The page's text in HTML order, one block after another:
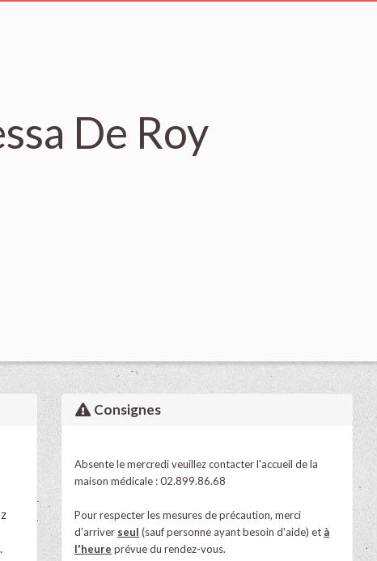
De Roy
Consignes
Absente le mercredi veuillez contacter l'accueil de la
maison médicale : 02.899.86.68
Pour respecter les mesures de précaution, merci
d'arriver seul (sauf personne ayant besoin d'aide) et à
l'heure prévue du rendez-vous.